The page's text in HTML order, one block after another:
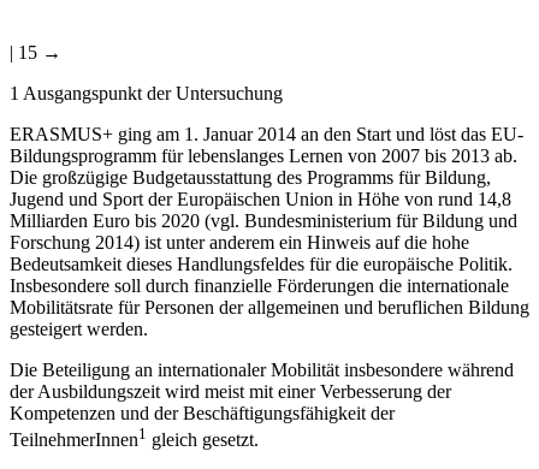
| 15 →
1 Ausgangspunkt der Untersuchung
ERASMUS+ ging am 1. Januar 2014 an den Start und löst das EU-
Bildungsprogramm für lebenslanges Lernen von 2007 bis 2013 ab.
Die großzügige Budget­ausstattung des Programms für Bildung,
Jugend und Sport der Europäischen Union in Höhe von rund 14,8
Milliarden Euro bis 2020 (vgl. Bundesministerium für Bildung und
Forschung 2014) ist unter anderem ein Hinweis auf die hohe
Bedeutsamkeit dieses Handlungsfeldes für die europäische Politik.
Insbesondere soll durch finanzielle Förderungen die internationale
Mobilitätsrate für Personen der allgemeinen und beruflichen Bildung
gesteigert werden.
Die Beteiligung an internationaler Mobilität insbesondere während
der Ausbildungszeit wird meist mit einer Verbesserung der
Kompetenzen und der Beschäftigungsfähigkeit der
TeilnehmerInnen1 gleich gesetzt.